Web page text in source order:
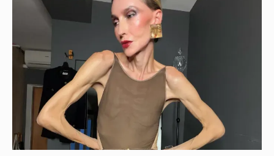
"Люблю своё тело". 52-летняя Наталья
Максимова показала фигуру в "голых"